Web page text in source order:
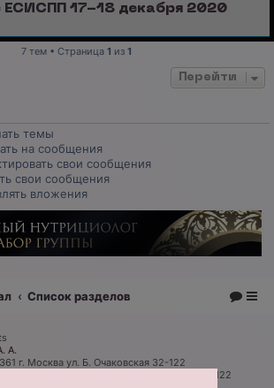
ЕСИСПП 17-18 декабря 2020
7 тем • Страница 1 из 1
Перейти
темы
на сообщения
свои сообщения
свои сообщения
вложения
Список разделов
А.
г. Москва ул. Б. Очаковская 32-122
119361 г. Москва ул. Б. Очаковская 32-122